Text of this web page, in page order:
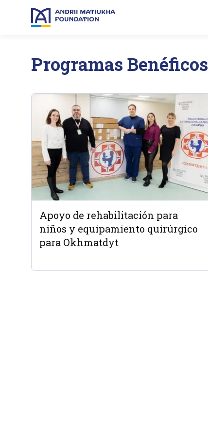
Programas Benéficos
Apoyo de rehabilitación para
niños y equipamiento quirúrgico
para Okhmatdyt